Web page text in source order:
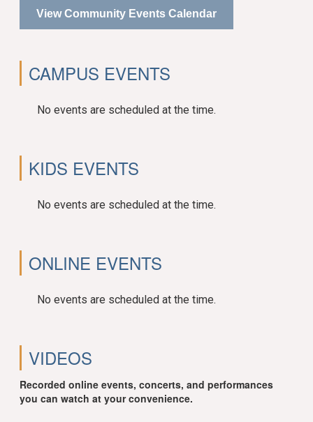
View Community Events Calendar
CAMPUS EVENTS
No events are scheduled at the time.
KIDS EVENTS
No events are scheduled at the time.
ONLINE EVENTS
No events are scheduled at the time.
VIDEOS
Recorded online events, concerts, and performances
you can watch at your convenience.